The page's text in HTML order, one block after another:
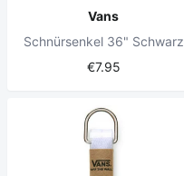
Vans
Schnürsenkel 36" Schwarz
€7.95